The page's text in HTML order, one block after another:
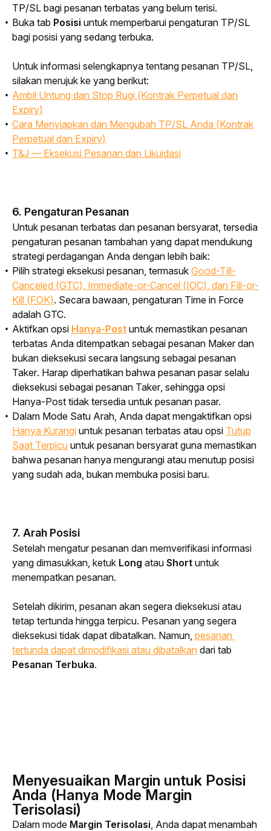
TP/SL bagi pesanan terbatas yang belum terisi.
Buka tab Posisi untuk memperbarui pengaturan TP/SL
bagi posisi yang sedang terbuka.
Untuk informasi selengkapnya tentang pesanan TP/SL,
silakan merujuk ke yang berikut:
Ambil Untung dan Stop Rugi (Kontrak Perpetual dan
Expiry)
Cara Menyiapkan dan Mengubah TP/SL Anda (Kontrak
Perpetual dan Expiry)
T&J — Eksekusi Pesanan dan Likuidasi
6. Pengaturan Pesanan
Untuk pesanan terbatas dan pesanan bersyarat, tersedia
pengaturan pesanan tambahan yang dapat mendukung
strategi perdagangan Anda dengan lebih baik:
Pilih strategi eksekusi pesanan, termasuk Good-Till-
Canceled (GTC), Immediate-or-Cancel (IOC), dan Fill-or-
Kill (FOK). Secara bawaan, pengaturan Time in Force
adalah GTC.
Aktifkan opsi Hanya-Post untuk memastikan pesanan
terbatas Anda ditempatkan sebagai pesanan Maker dan
bukan dieksekusi secara langsung sebagai pesanan
Taker. Harap diperhatikan bahwa pesanan pasar selalu
dieksekusi sebagai pesanan Taker , sehingga opsi
Hanya-Post tidak tersedia untuk pesanan pasar.
Dalam Mode Satu Arah, Anda dapat mengaktifkan opsi
Hanya Kurangi untuk pesanan terbatas atau opsi Tutup
Saat Terpicu untuk pesanan bersyarat guna memastikan
bahwa pesanan hanya mengurangi atau menutup posisi
yang sudah ada, bukan membuka posisi baru.
7. Arah Posisi
Setelah mengatur pesanan dan memverifikasi informasi
yang dimasukkan, ketuk Long atau Short untuk
menempatkan pesanan.
Setelah dikirim, pesanan akan segera dieksekusi atau
tetap tertunda hingga terpicu. Pesanan yang segera
dieksekusi tidak dapat dibatalkan. Namun, pesanan
tertunda dapat dimodifikasi atau dibatalkan
Pesanan Terbuka.
Menyesuaikan Margin untuk Posisi
Anda (Hanya Mode Margin
Terisolasi)
Dalam mode Margin Terisolasi , Anda dapat menambah